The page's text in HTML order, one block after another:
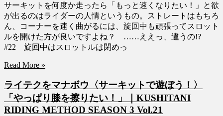
サーキットを何度か走ったら「もっと速くなりたい！」と欲
が出るのはライダーの人情というもの。ストレートはもちろ
ん、コーナーを速く曲がるには、旋回中も頑張ってスロット
ルを開けた方が良いですよね？ ……ええっ、違うの!?
#22 旋回中はスロットルは閉めっ
Read More »
ライテクをマナボウ〈サーキットで遊ぼう！〉
「やっぱり膝を擦りたい！」｜KUSHITANI
RIDING METHOD SEASON 3 Vol.21